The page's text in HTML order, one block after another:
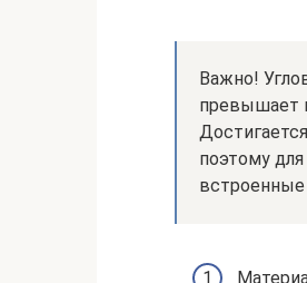
Важно!
превышает
поэтому